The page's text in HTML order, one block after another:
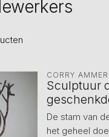
CORRY
Sculptuur
De stam van
het geheel